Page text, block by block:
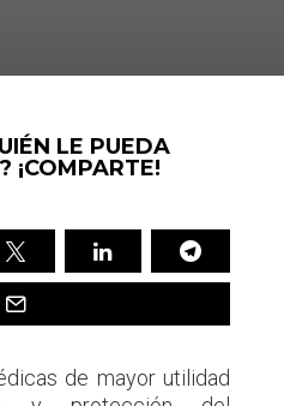
LE PUEDA
¡COMPARTE!
de mayor utilidad